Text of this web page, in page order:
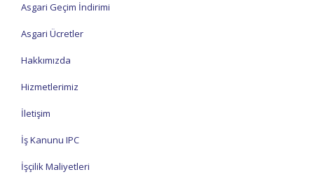
Asgari Geçim İndirimi
Asgari Ücretler
Hakkımızda
Hizmetlerimiz
İletişim
İş Kanunu IPC
İşçilik Maliyetleri